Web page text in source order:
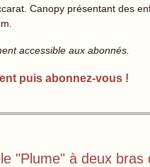
Canopy présentant des
accessible aux abonnés.
puis abonnez-vous !
"Plume" à deux